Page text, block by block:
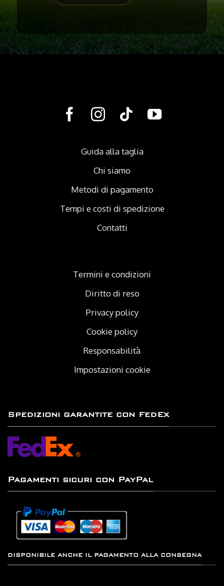
Guida alla taglia
Chi siamo
Metodi di pagamento
Tempi e costi di spedizione
Contatti
Termini e condizioni
Diritto di reso
Privacy policy
Cookie policy
Responsabilità
Impostazioni cookie
Spedizioni garantite con FedEx
Pagamenti sicuri con PayPal
DISPONIBILE ANCHE IL PAGAMENTO ALLA CONSEGNA